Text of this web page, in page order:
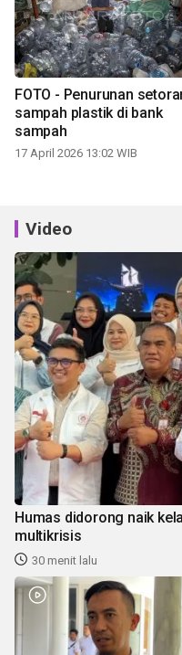
FOTO - Penurunan
sampah plastik di bank
sampah
17 April 2026 13:02 WIB
Video
Humas didorong naik
multikrisis
30 menit lalu